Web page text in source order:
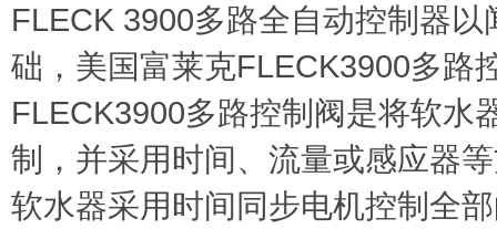
FLECK 3900多路全自动控制器
础，美国富莱克FLECK3900多路
FLECK3900多路控制阀是将软水
制，并采用时间、流量或感应器
软水器采用时间同步电机控制全